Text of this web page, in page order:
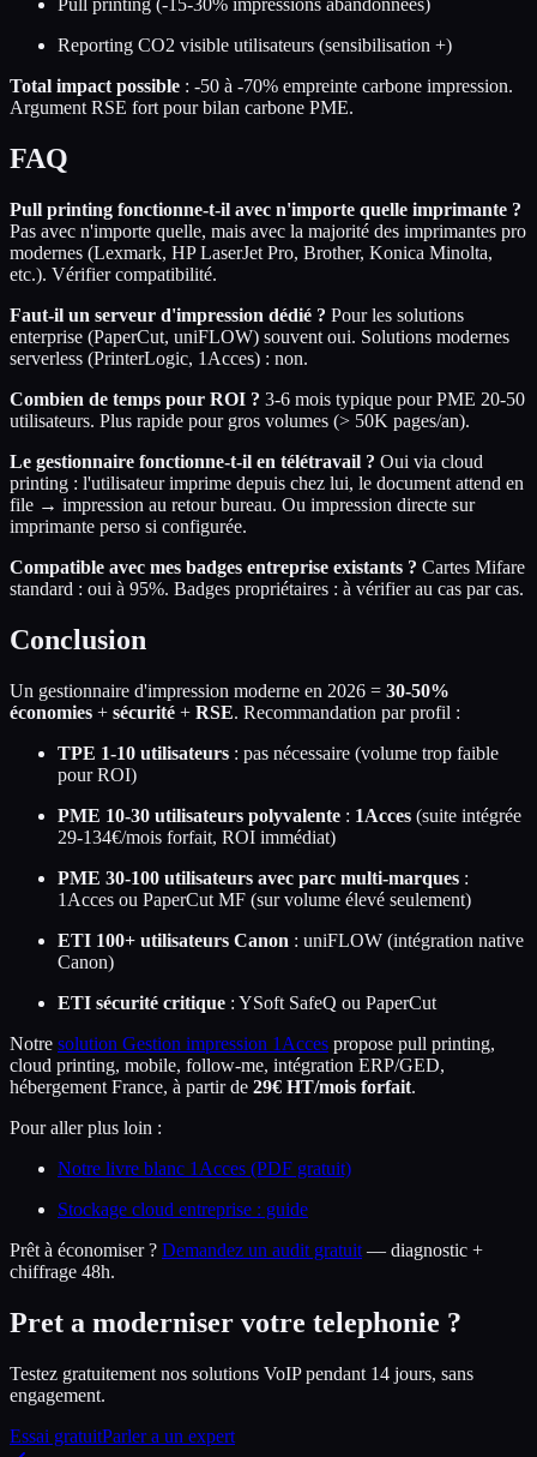
Pull printing (-15-30% impressions abandonnées)
Reporting CO2 visible utilisateurs (sensibilisation +)
Total impact possible : -50 à -70% empreinte carbone impression.
Argument RSE fort pour bilan carbone PME.
FAQ
Pull printing fonctionne-t-il avec n'importe quelle imprimante ?
Pas avec n'importe quelle, mais avec la majorité des imprimantes pro
modernes (Lexmark, HP LaserJet Pro, Brother, Konica Minolta,
etc.). Vérifier compatibilité.
Faut-il un serveur d'impression dédié ? Pour les solutions
enterprise (PaperCut, uniFLOW) souvent oui. Solutions modernes
serverless (PrinterLogic, 1Acces) : non.
Combien de temps pour ROI ? 3-6 mois typique pour PME 20-50
utilisateurs. Plus rapide pour gros volumes (> 50K pages/an).
Le gestionnaire fonctionne-t-il en télétravail ? Oui via cloud
printing : l'utilisateur imprime depuis chez lui, le document attend en
file → impression au retour bureau. Ou impression directe sur
imprimante perso si configurée.
Compatible avec mes badges entreprise existants ? Cartes Mifare
standard : oui à 95%. Badges propriétaires : à vérifier au cas par cas.
Conclusion
Un gestionnaire d'impression moderne en 2026 = 30-50%
économies + sécurité + RSE. Recommandation par profil :
TPE 1-10 utilisateurs : pas nécessaire (volume trop faible
pour ROI)
PME 10-30 utilisateurs polyvalente : 1Acces (suite intégrée
29-134€/mois forfait, ROI immédiat)
PME 30-100 utilisateurs avec parc multi-marques :
1Acces ou PaperCut MF (sur volume élevé seulement)
ETI 100+ utilisateurs Canon : uniFLOW (intégration native
Canon)
ETI sécurité critique : YSoft SafeQ ou PaperCut
Notre solution Gestion impression 1Acces propose pull printing,
cloud printing, mobile, follow-me, intégration ERP/GED,
hébergement France, à partir de 29€ HT/mois forfait.
Pour aller plus loin :
Notre livre blanc 1Acces (PDF gratuit)
Stockage cloud entreprise : guide
Prêt à économiser ? Demandez un audit gratuit — diagnostic +
chiffrage 48h.
Pret a moderniser votre telephonie ?
Testez gratuitement nos solutions VoIP pendant 14 jours, sans
engagement.
Essai gratuitParler a un expert